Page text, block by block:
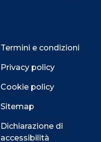
Termini e condizioni
Privacy policy
Cookie policy
Sitemap
Dichiarazione di
accessibilità